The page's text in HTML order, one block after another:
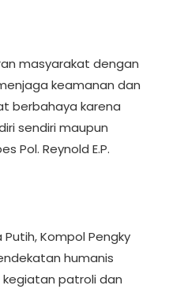
masyarakat dengan
keamanan dan
berbahaya karena
sendiri maupun
Pol. Reynold E.P.
Kompol Pengky
humanis
patroli dan